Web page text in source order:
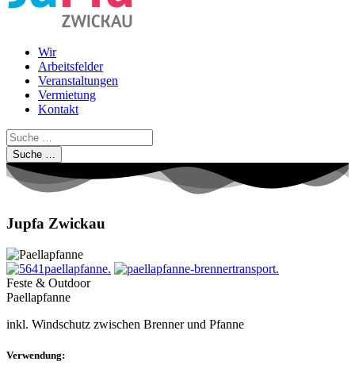
Wir
Arbeitsfelder
Veranstaltungen
Vermietung
Kontakt
Suche …
Jupfa Zwickau
Feste & Outdoor
Paellapfanne
inkl. Windschutz zwischen Brenner und Pfanne
Verwendung: